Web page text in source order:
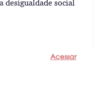
desigualdade social
Acessar